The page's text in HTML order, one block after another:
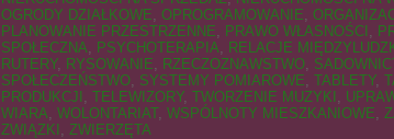
OGRODY DZIAŁKOWE, OPROGRAMOWANIE,
PLANOWANIE PRZESTRZENNE, PRAWO WŁASNOŚCI ,
SPOŁECZNA, PSYCHOTERAPIA, RELACJE
RUTERY, RYSOWANIE, RZECZOZNAWSTWO,
SPOŁECZEŃSTWO, SYSTEMY POMIAROWE, TABLETY,
PRODUKCJI , TELEWIZORY, TWORZENIE MUZYKI ,
WIARA, WOLONTARIAT, WSPÓLNOTY MIESZKANIOWE,
ZWIĄZKI , ZWIERZĘTA